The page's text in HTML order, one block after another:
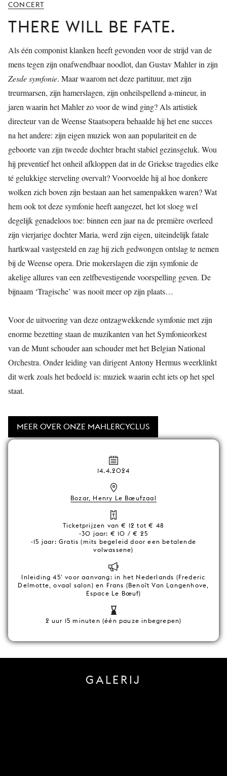
CONCERT
THERE WILL BE FATE.
Als één componist klanken heeft gevonden voor de strijd van de
mens tegen zijn onafwendbaar noodlot, dan Gustav Mahler in zijn
Zesde symfonie. Maar waarom net deze partituur, met zijn
treurmarsen, zijn hamerslagen, zijn onheilspellend a-mineur, in
jaren waarin het Mahler zo voor de wind ging? Als artistiek
directeur van de Weense Staatsopera behaalde hij het ene succes
na het andere: zijn eigen muziek won aan populariteit en de
geboorte van zijn tweede dochter bracht stabiel gezinsgeluk. Wou
hij preventief het onheil afkloppen dat in de Griekse tragedies elke
té gelukkige sterveling overvalt? Voorvoelde hij al hoe donkere
wolken zich boven zijn bestaan aan het samenpakken waren? Wat
hem ook tot deze symfonie heeft aangezet, het lot sloeg wel
degelijk genadeloos toe: binnen een jaar na de première overleed
zijn vierjarige dochter Maria, werd zijn eigen, uiteindelijk fatale
hartkwaal vastgesteld en zag hij zich gedwongen ontslag te nemen
bij de Weense opera. Drie mokerslagen die zijn symfonie de
akelige allures van een zelfbevestigende voorspelling geven. De
bijnaam ‘Tragische’ was nooit meer op zijn plaats…
Voor de uitvoering van deze ontzagwekkende symfonie met zijn
enorme bezetting staan de muzikanten van het Symfonieorkest
van de Munt schouder aan schouder met het Belgian National
Orchestra. Onder leiding van dirigent Antony Hermus weerklinkt
dit werk zoals het bedoeld is: muziek waarin echt iets op het spel
staat.
MEER OVER ONZE MAHLERCYCLUS
14.4.2024
Bozar, Henry Le Bœufzaal
Ticketprijzen van € 12 tot € 48
-30 jaar: € 10 / € 25
-15 jaar: Gratis (mits begeleid door een betalende
volwassene)
Inleiding 45' voor aanvang: in het Nederlands (Frederic
Delmotte, ovaal salon) en Frans (Benoît Van Langenhove,
Espace Le Bœuf)
2 uur 15 minuten (één pauze inbegrepen)
GALERIJ